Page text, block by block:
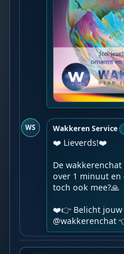
WS Wakkeren Service
❤️ Lieverds!❤️
De
over 1 minuut en
toch ook mee?🙏
❤️👉 Belicht jouw
@wakkerenchat